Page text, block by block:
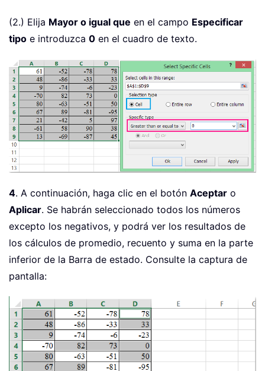
(2.) Elija Mayor o igual que en el campo Especificar
tipo e introduzca 0 en el cuadro de texto.
4. A continuación, haga clic en el botón Aceptar o
Aplicar. Se habrán seleccionado todos los números
excepto los negativos, y podrá ver los resultados de
los cálculos de promedio, recuento y suma en la parte
inferior de la Barra de estado. Consulte la captura de
pantalla: